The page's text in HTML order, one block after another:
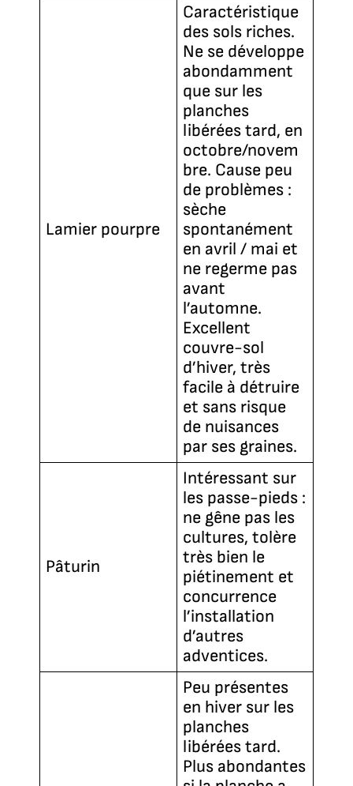
Lamier pourpre
Caractéristique
des sols riches.
Ne se développe
abondamment
que sur les
planches
libérées tard, en
octobre/novem
bre. Cause peu
de problèmes :
sèche
spontanément
en avril / mai et
ne regerme pas
avant
l’automne.
Excellent
couvre-sol
d’hiver, très
facile à détruire
et sans risque
de nuisances
par ses graines.
Pâturin
Intéressant sur
les passe-pieds :
ne gêne pas les
cultures, tolère
très bien le
piétinement et
concurrence
l’installation
d’autres
adventices.
Peu présentes
en hiver sur les
planches
libérées tard.
Plus abondantes